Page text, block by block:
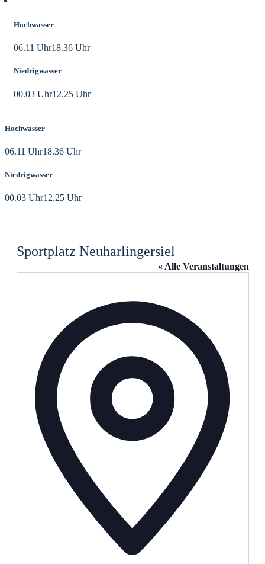
Hochwasser
06.11 Uhr18.36 Uhr
Niedrigwasser
00.03 Uhr12.25 Uhr
Hochwasser
06.11 Uhr18.36 Uhr
Niedrigwasser
00.03 Uhr12.25 Uhr
Sportplatz Neuharlingersiel
« Alle Veranstaltungen